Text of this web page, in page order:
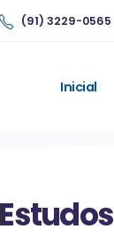
(91) 3229-0565
Inicial